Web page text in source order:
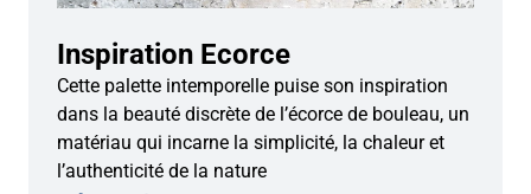
Inspiration Ecorce
Cette palette intemporelle puise son inspiration
dans la beauté discrète de l’écorce de bouleau, un
matériau qui incarne la simplicité, la chaleur et
l’authenticité de la nature